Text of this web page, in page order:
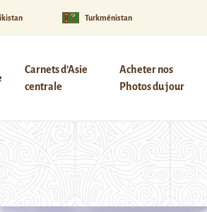
Turkménistan
Carnets d’Asie
centrale
Acheter nos
Photos du jour